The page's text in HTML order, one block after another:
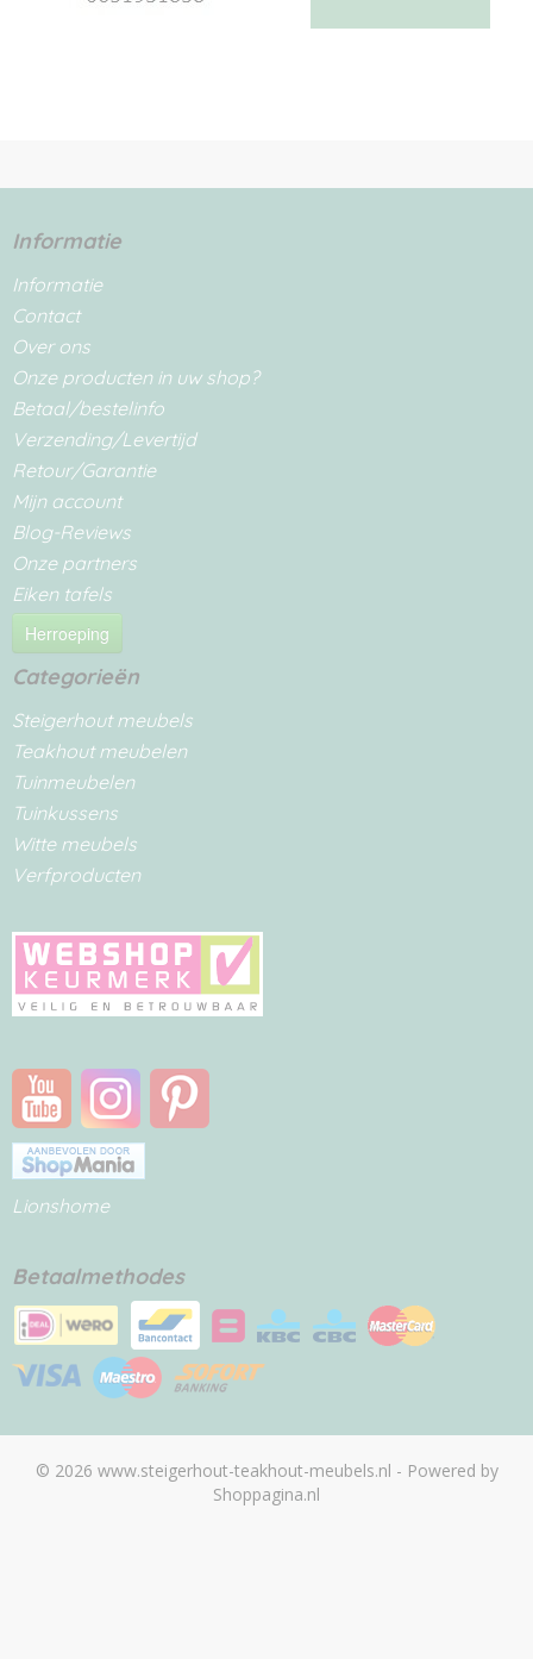
Informatie
Informatie
Contact
Over ons
Onze producten in uw shop?
Betaal/bestelinfo
Verzending/Levertijd
Retour/Garantie
Mijn account
Blog-Reviews
Onze partners
Eiken tafels
Herroeping
Categorieën
Steigerhout meubels
Teakhout meubelen
Tuinmeubelen
Tuinkussens
Witte meubels
Verfproducten
Lionshome
Betaalmethodes
© 2026 www.steigerhout-teakhout-meubels.nl - Powered by
Shoppagina.nl